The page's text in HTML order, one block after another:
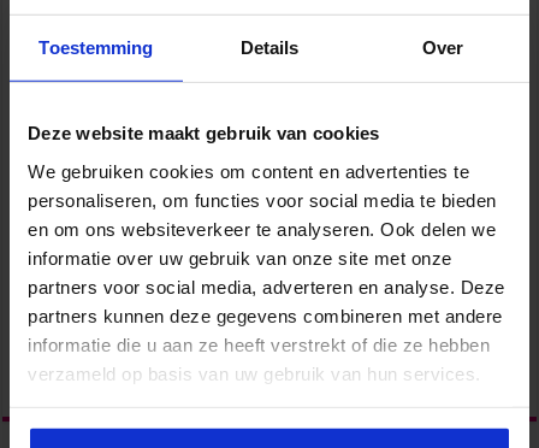
Toestemming Details Over
Deze website maakt gebruik van cookies
We gebruiken cookies om content en advertenties te
personaliseren, om functies voor social media te bieden
en om ons websiteverkeer te analyseren. Ook delen we
informatie over uw gebruik van onze site met onze
partners voor social media, adverteren en analyse. Deze
partners kunnen deze gegevens combineren met andere
informatie die u aan ze heeft verstrekt of die ze hebben
verzameld op basis van uw gebruik van hun services.